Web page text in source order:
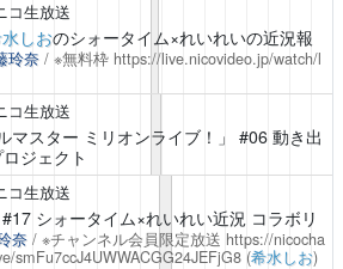
コ生放送
しおのシォータイム×れいれいの近況報
玲奈/ ※無料枠 https://live.nicovideo.jp/watch/l
コ生放送
マスター ミリオンライブ！」 #06 動き出
ジェクト
コ生放送
#17 シォータイム×れいれい近況 コラボリ
奈/ ※チャンネル会員限定放送 https://nicocha
smFu7ccJ4UWWACGG24JEFjG8 (希水しお)